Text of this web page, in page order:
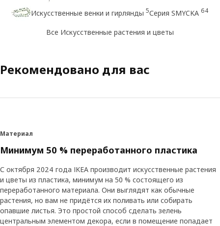
Искусственные венки и гирлянды 5Серия SMYCKA 64
Все Искусственные растения и цветы
Рекомендовано для вас
Материал
Минимум 50 % переработанного пластика
С октября 2024 года IKEA производит искусственные растения
и цветы из пластика, минимум на 50 % состоящего из
переработанного материала. Они выглядят как обычные
растения, но вам не придётся их поливать или собирать
опавшие листья. Это простой способ сделать зелень
центральным элементом декора, если в помещение попадает